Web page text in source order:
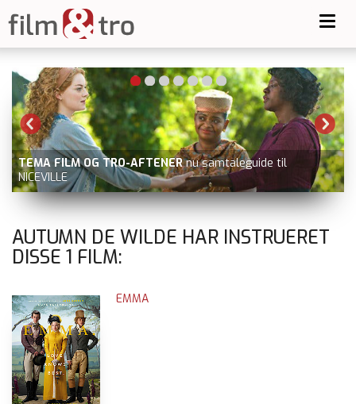
TEMA FILM OG TRO-AFTENER nu samtaleguide til
NICEVILLE
AUTUMN DE WILDE HAR INSTRUERET
DISSE 1 FILM:
EMMA